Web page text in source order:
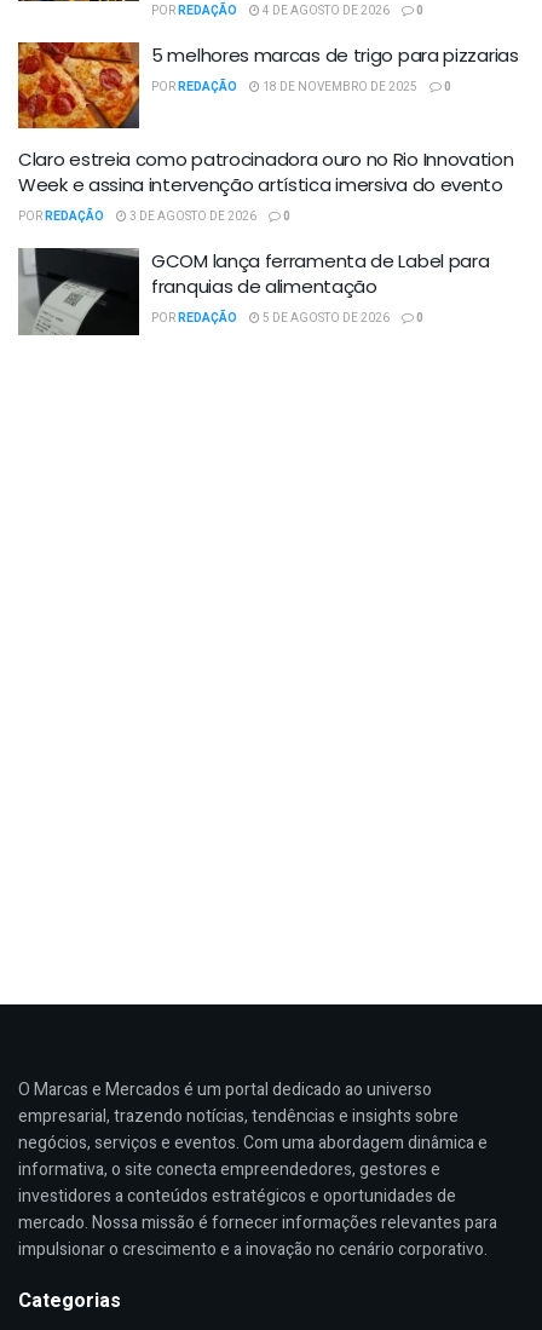
PORREDAÇÃO 4 DE AGOSTO DE 2026 0
5 melhores marcas de trigo para pizzarias
PORREDAÇÃO 18 DE NOVEMBRO DE 2025 0
Claro estreia como patrocinadora ouro no Rio Innovation
Week e assina intervenção artística imersiva do evento
PORREDAÇÃO 3 DE AGOSTO DE 2026 0
GCOM lança ferramenta de Label para
franquias de alimentação
PORREDAÇÃO 5 DE AGOSTO DE 2026 0
O Marcas e Mercados é um portal dedicado ao universo
empresarial, trazendo notícias, tendências e insights sobre
negócios, serviços e eventos. Com uma abordagem dinâmica e
informativa, o site conecta empreendedores, gestores e
investidores a conteúdos estratégicos e oportunidades de
mercado. Nossa missão é fornecer informações relevantes para
impulsionar o crescimento e a inovação no cenário corporativo.
Categorias